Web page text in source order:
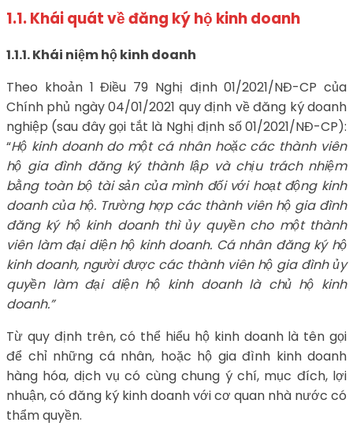
1.1. Khái quát về đăng ký hộ kinh doanh
1.1.1. Khái niệm hộ kinh doanh
Theo khoản 1 Điều 79 Nghị định 01/2021/NĐ-CP của
Chính phủ ngày 04/01/2021 quy định về đăng ký doanh
nghiệp (sau đây gọi tắt là Nghị định số 01/2021/NĐ-CP):
“Hộ kinh doanh do một cá nhân hoặc các thành viên
hộ gia đình đăng ký thành lập và chịu trách nhiệm
bằng toàn bộ tài sản của mình đối với hoạt động kinh
doanh của hộ. Trường hợp các thành viên hộ gia đình
đăng ký hộ kinh doanh thì ủy quyền cho một thành
viên làm đại diện hộ kinh doanh. Cá nhân đăng ký hộ
kinh doanh, người được các thành viên hộ gia đình ủy
quyền làm đại diện hộ kinh doanh là chủ hộ kinh
doanh.”
Từ quy định trên, có thể hiểu hộ kinh doanh là tên gọi
để chỉ những cá nhân, hoặc hộ gia đình kinh doanh
hàng hóa, dịch vụ có cùng chung ý chí, mục đích, lợi
nhuận, có đăng ký kinh doanh với cơ quan nhà nước có
thẩm quyền.